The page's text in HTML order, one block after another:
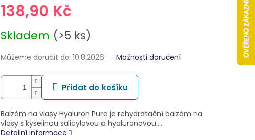
138,90 Kč
cena:
Skladem (>5 ks)
Můžeme doručit do: 10.8.2026 Možnosti doručení
Přidat do košíku
Balzám na vlasy Hyaluron Pure je rehydratační balzám na
vlasy s kyselinou salicylovou a hyaluronovou.…
Detailní informace